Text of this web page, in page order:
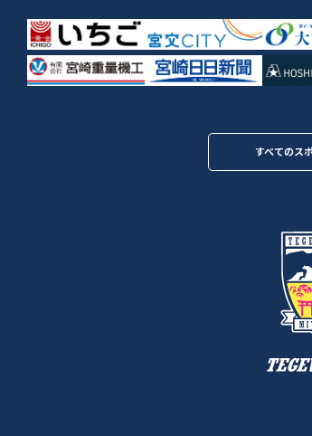
すべてのス